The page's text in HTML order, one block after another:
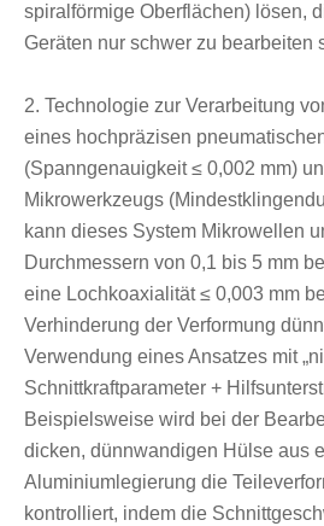
spiralförmige Oberflächen) lösen,
Geräten nur schwer zu bearbeiten
2. Technologie zur Verarbeitung
eines hochpräzisen
(Spanngenauigkeit ≤ 0,002 mm)
Mikrowerkzeugs
kann dieses System Mikrowellen
Durchmessern von 0,1 bis 5 mm
eine Lochkoaxialität ≤ 0,003 mm
Verhinderung der Verformung
Verwendung eines Ansatzes mit
Schnittkraftparameter +
Beispielsweise wird bei der
dicken, dünnwandigen Hülse aus
Aluminiumlegierung die
kontrolliert, indem die